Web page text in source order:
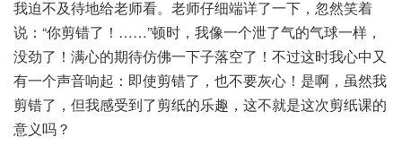
我迫不及待地给老师看。老师仔细端详了一下，忽然笑着
说：“你剪错了！……”顿时，我像一个泄了气的气球一样，
没劲了！满心的期待仿佛一下子落空了！不过这时我心中又
有一个声音响起：即使剪错了，也不要灰心！是啊，虽然我
剪错了，但我感受到了剪纸的乐趣，这不就是这次剪纸课的
意义吗？